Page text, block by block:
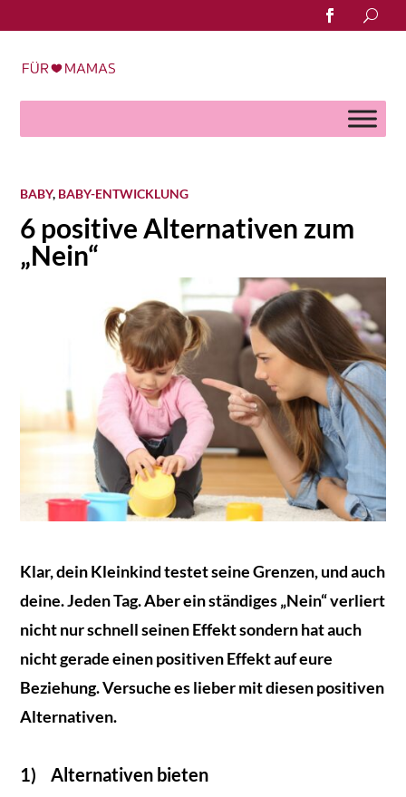
Search
for:
BABY, BABY-ENTWICKLUNG
6 positive Alternativen zum
„Nein“
Klar, dein Kleinkind testet seine Grenzen, und auch
deine. Jeden Tag. Aber ein ständiges „Nein“ verliert
nicht nur schnell seinen Effekt sondern hat auch
nicht gerade einen positiven Effekt auf eure
Beziehung. Versuche es lieber mit diesen positiven
Alternativen.
1) Alternativen bieten